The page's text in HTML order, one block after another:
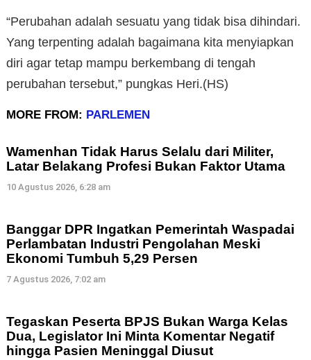
“Perubahan adalah sesuatu yang tidak bisa dihindari.
Yang terpenting adalah bagaimana kita menyiapkan
diri agar tetap mampu berkembang di tengah
perubahan tersebut,” pungkas Heri.(HS)
MORE FROM: PARLEMEN
Wamenhan Tidak Harus Selalu dari Militer,
Latar Belakang Profesi Bukan Faktor Utama
10 Agustus 2026, 6:28 am
Banggar DPR Ingatkan Pemerintah Waspadai
Perlambatan Industri Pengolahan Meski
Ekonomi Tumbuh 5,29 Persen
7 Agustus 2026, 7:02 am
Tegaskan Peserta BPJS Bukan Warga Kelas
Dua, Legislator Ini Minta Komentar Negatif
hingga Pasien Meninggal Diusut